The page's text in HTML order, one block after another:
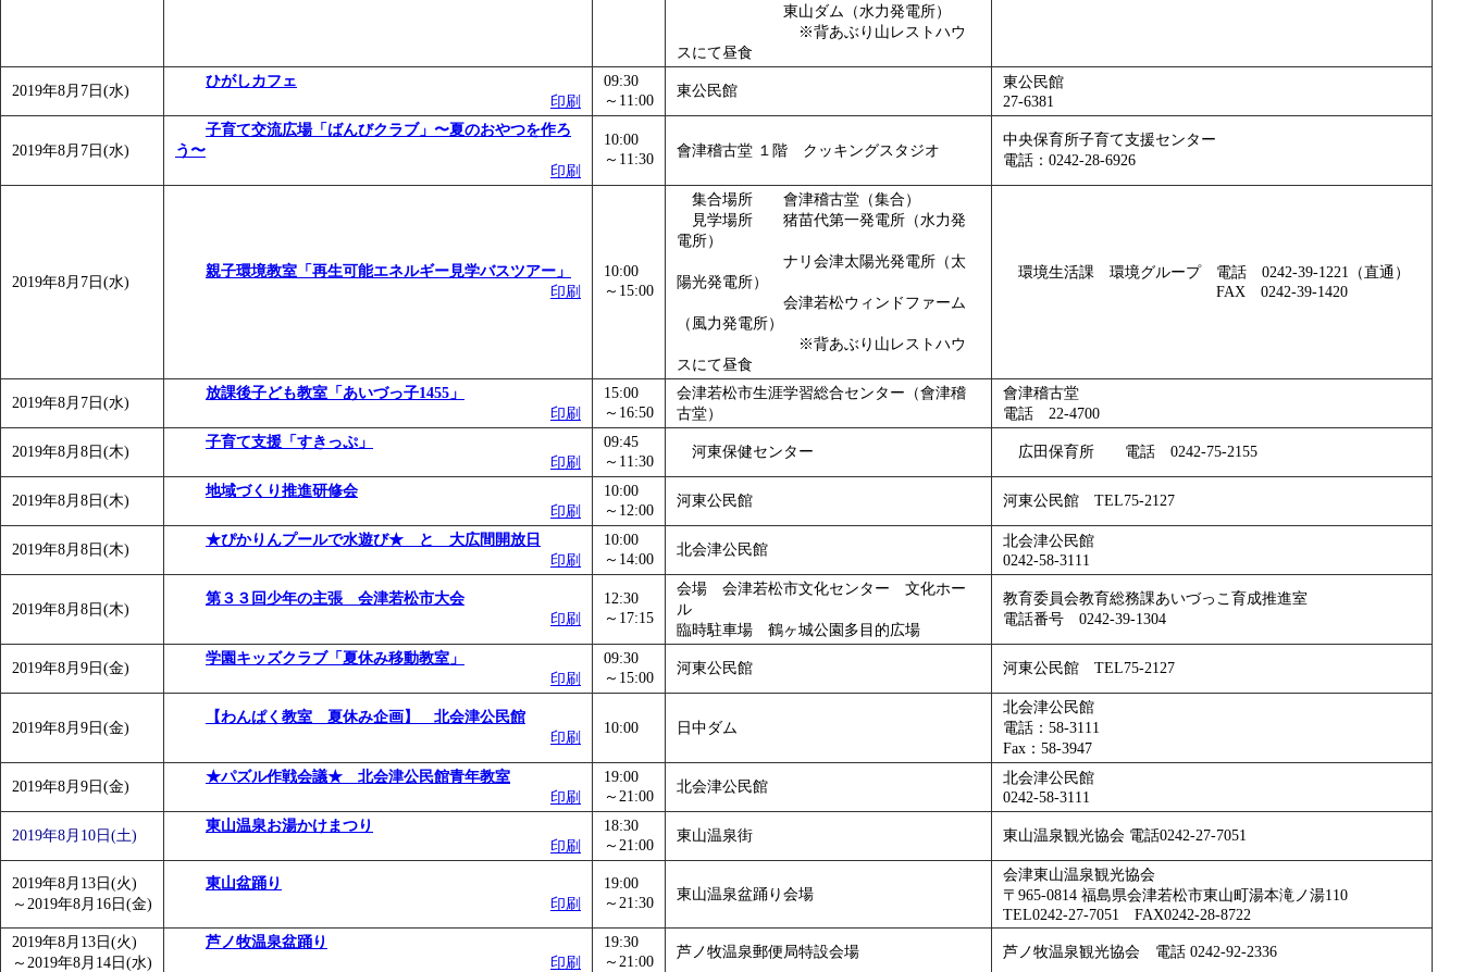
東山ダム（水力発電所）
※背あぶり山レストハウ
スにて昼食
2019年8月7日(水)
ひがしカフェ
印刷
09:30
～11:00
東公民館
東公民館
27-6381
2019年8月7日(水)
子育て交流広場「ばんびクラブ」〜夏のおやつを作ろ
う〜
印刷
10:00
～11:30
會津稽古堂 １階 クッキングスタジオ
中央保育所子育て支援センター
電話：0242-28-6926
2019年8月7日(水)
親子環境教室「再生可能エネルギー見学バスツアー」
印刷
10:00
～15:00
集合場所 會津稽古堂（集合）
見学場所 猪苗代第一発電所（水力発
電所）
ナリ会津太陽光発電所（太
陽光発電所）
会津若松ウィンドファーム
（風力発電所）
※背あぶり山レストハウ
スにて昼食
環境生活課 環境グループ 電話 0242-39-1221（直通）
FAX 0242-39-1420
2019年8月7日(水)
放課後子ども教室「あいづっ子1455」
印刷
15:00
～16:50
会津若松市生涯学習総合センター（會津稽
古堂）
會津稽古堂
電話 22-4700
2019年8月8日(木)
子育て支援「すきっぷ」
印刷
09:45
～11:30
河東保健センター 広田保育所 電話 0242-75-2155
2019年8月8日(木)
地域づくり推進研修会
印刷
10:00
～12:00
河東公民館 河東公民館 TEL75-2127
2019年8月8日(木)
★ぴかりんプールで水遊び★ と 大広間開放日
印刷
10:00
～14:00
北会津公民館
北会津公民館
0242-58-3111
2019年8月8日(木)
第３３回少年の主張 会津若松市大会
印刷
12:30
～17:15
会場 会津若松市文化センター 文化ホー
ル
臨時駐車場 鶴ヶ城公園多目的広場
教育委員会教育総務課あいづっこ育成推進室
電話番号 0242-39-1304
2019年8月9日(金)
学園キッズクラブ「夏休み移動教室」
印刷
09:30
～15:00
河東公民館 河東公民館 TEL75-2127
2019年8月9日(金)
【わんぱく教室 夏休み企画】 北会津公民館
印刷
10:00 日中ダム
北会津公民館
電話：58-3111
Fax：58-3947
2019年8月9日(金)
★パズル作戦会議★ 北会津公民館青年教室
印刷
19:00
～21:00
北会津公民館
北会津公民館
0242-58-3111
2019年8月10日(土)
東山温泉お湯かけまつり
印刷
18:30
～21:00
東山温泉街 東山温泉観光協会 電話0242-27-7051
2019年8月13日(火)
～ 2019年8月16日(金)
東山盆踊り
印刷
19:00
～21:30
東山温泉盆踊り会場
会津東山温泉観光協会
〒965-0814 福島県会津若松市東山町湯本滝ノ湯110
TEL0242-27-7051 FAX0242-28-8722
2019年8月13日(火)
～ 2019年8月14日(水)
芦ノ牧温泉盆踊り
印刷
19:30
～21:00
芦ノ牧温泉郵便局特設会場 芦ノ牧温泉観光協会 電話 0242-92-2336